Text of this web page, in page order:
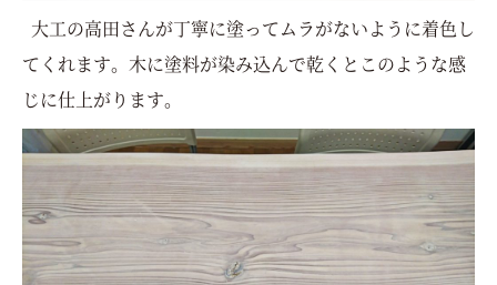
大工の高田さんが丁寧に塗ってムラがないように着色し
てくれます。木に塗料が染み込んで乾くとこのような感
じに仕上がります。